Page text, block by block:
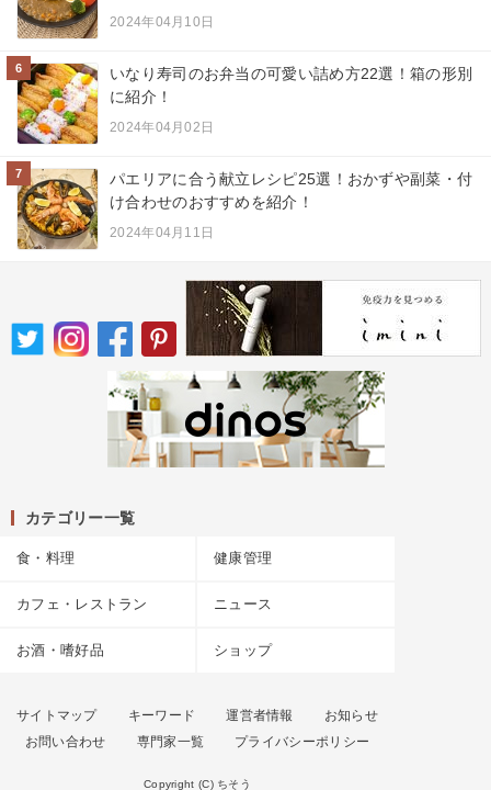
2024年04月10日
6
いなり寿司のお弁当の可愛い詰め方22選！箱の形別
に紹介！
2024年04月02日
7
パエリアに合う献立レシピ25選！おかずや副菜・付
け合わせのおすすめを紹介！
2024年04月11日
カテゴリー一覧
食・料理 健康管理
カフェ・レストラン ニュース
お酒・嗜好品 ショップ
サイトマップ キーワード 運営者情報
お知らせ
お問い合わせ
専門家一覧 プライバシーポリシー
Copyright (C) ちそう